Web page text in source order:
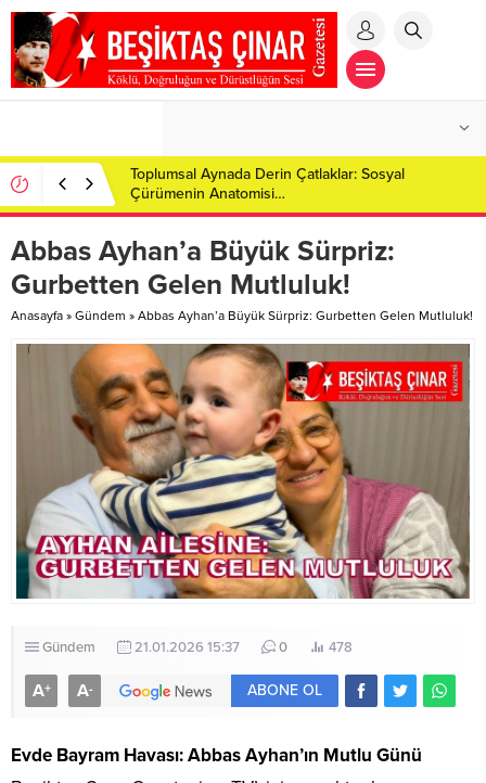
Toplumsal Aynada Derin Çatlaklar: Sosyal
Çürümenin Anatomisi…
Abbas Ayhan’a Büyük Sürpriz:
Gurbetten Gelen Mutluluk!
Anasayfa » Gündem » Abbas Ayhan’a Büyük Sürpriz: Gurbetten Gelen Mutluluk!
Gündem 21.01.2026 15:37 0 478
A+ A- ABONE OL
Evde Bayram Havası: Abbas Ayhan’ın Mutlu Günü